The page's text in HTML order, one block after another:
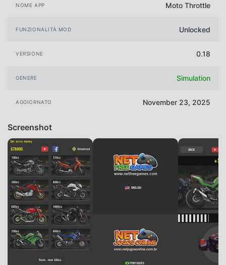
NOME APP Moto Throttle
FUNZIONALITÀ MOD Unlocked
VERSIONE 0.18
GENERE Simulation
AGGIORNATO November 23, 2025
Screenshot